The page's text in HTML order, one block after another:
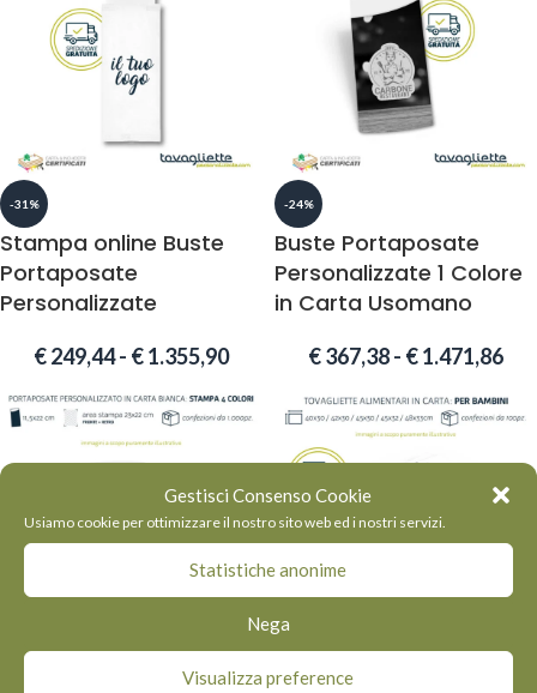
Gestisci Consenso Cookie
Usiamo cookie per ottimizzare il nostro sito web ed i nostri servizi.
Statistiche anonime
Nega
Visualizza preference
-31%
Stampa online Buste
Portaposate
Personalizzate
€249,44- €1.355,90
-24%
Buste Portaposate
Personalizzate 1 Colore
in Carta Usomano
€367,38- €1.471,86
-56%